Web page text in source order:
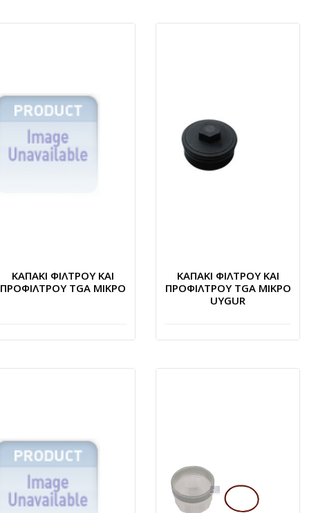
ΚΑΠΑΚΙ ΦΙΛΤΡΟΥ ΚΑΙ
ΠΡΟΦΙΛΤΡΟΥ TGA ΜΙΚΡΟ
ΚΑΠΑΚΙ ΦΙΛΤΡΟΥ ΚΑΙ
ΠΡΟΦΙΛΤΡΟΥ TGA ΜΙΚΡΟ
UYGUR